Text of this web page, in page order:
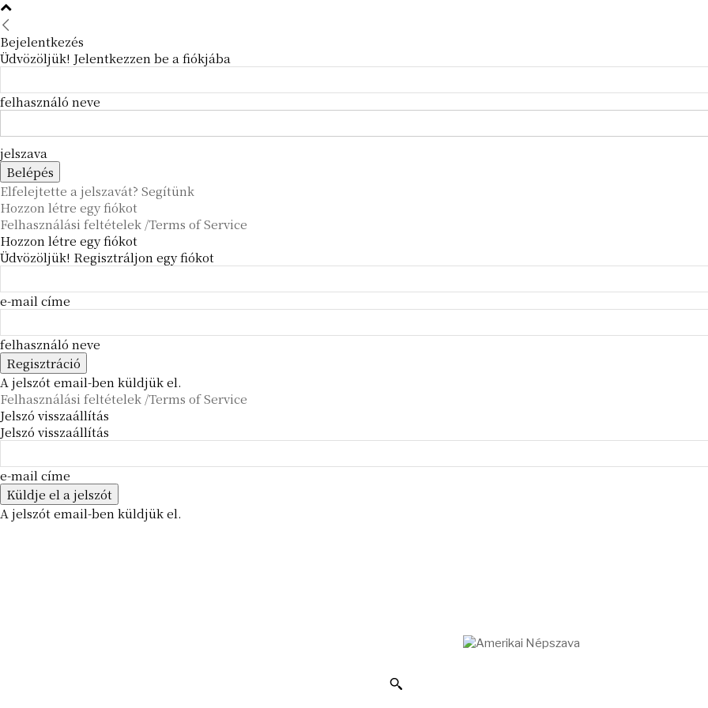
Bejelentkezés
Üdvözöljük! Jelentkezzen be a fiókjába
felhasználó neve
jelszava
Elfelejtette a jelszavát? Segítünk
Hozzon létre egy fiókot
Felhasználási feltételek /Terms of Service
Hozzon létre egy fiókot
Üdvözöljük! Regisztráljon egy fiókot
e-mail címe
felhasználó neve
A jelszót email-ben küldjük el.
Felhasználási feltételek /Terms of Service
Jelszó visszaállítás
Jelszó visszaállítás
e-mail címe
A jelszót email-ben küldjük el.